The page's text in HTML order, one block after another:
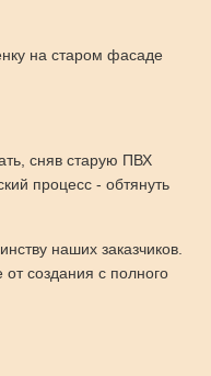
на старом фасаде
сняв старую ПВХ
процесс - обтянуть
наших заказчиков.
создания с полного